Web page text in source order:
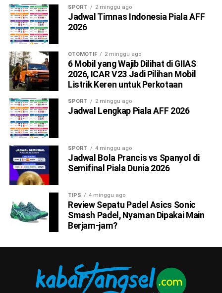
SPORT 2 minggu ago
Jadwal Timnas Indonesia Piala AFF
2026
OTOMOTIF 2 minggu ago
6 Mobil yang Wajib Dilihat di GIIAS
2026, ICAR V23 Jadi Pilihan Mobil
Listrik Keren untuk Perkotaan
SPORT 2 minggu ago
Jadwal Lengkap Piala AFF 2026
SPORT 4 minggu ago
Jadwal Bola Prancis vs Spanyol di
Semifinal Piala Dunia 2026
TIPS 4 minggu ago
Review Sepatu Padel Asics Sonic
Smash Padel, Nyaman Dipakai Main
Berjam-jam?